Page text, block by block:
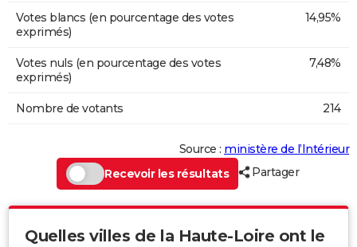
Votes blancs (en pourcentage des votes
exprimés)
14,95%
Votes nuls (en pourcentage des votes
exprimés)
7,48%
Nombre de votants 214
Source : ministère de l’Intérieur
Recevoir les résultats
Partager
Quelles villes de la Haute-Loire ont le